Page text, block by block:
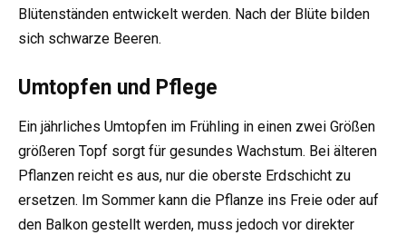
Blütenständen entwickelt werden. Nach der Blüte bilden
sich schwarze Beeren.
Umtopfen und Pflege
Ein jährliches Umtopfen im Frühling in einen zwei Größen
größeren Topf sorgt für gesundes Wachstum. Bei älteren
Pflanzen reicht es aus, nur die oberste Erdschicht zu
ersetzen. Im Sommer kann die Pflanze ins Freie oder auf
den Balkon gestellt werden, muss jedoch vor direkter